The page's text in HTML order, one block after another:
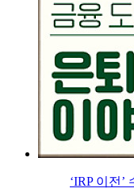
‘IRP 이전’